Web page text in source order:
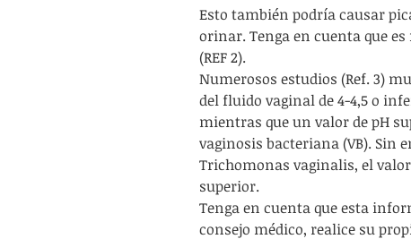
Esto también podría causar
orinar. Tenga en cuenta que
(REF 2).
Numerosos estudios (Ref. 3)
del fluido vaginal de 4-4,5 o
mientras que un valor de pH
vaginosis bacteriana (VB). Sin
Trichomonas vaginalis, el
superior.
Tenga en cuenta que esta
consejo médico, realice su